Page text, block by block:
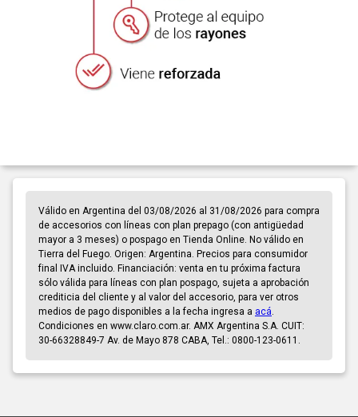
Válido en Argentina del 03/08/2026 al 31/08/2026 para compra
de accesorios con líneas con plan prepago (con antigüedad
mayor a 3 meses) o pospago en Tienda Online. No válido en
Tierra del Fuego. Origen: Argentina. Precios para consumidor
final IVA incluido. Financiación: venta en tu próxima factura
sólo válida para líneas con plan pospago, sujeta a aprobación
crediticia del cliente y al valor del accesorio, para ver otros
medios de pago disponibles a la fecha ingresa a acá.
Condiciones en www.claro.com.ar. AMX Argentina S.A. CUIT:
30-66328849-7 Av. de Mayo 878 CABA, Tel.: 0800-123-0611.